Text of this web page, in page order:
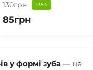
130грн -35%
85грн
у формі зуба — це